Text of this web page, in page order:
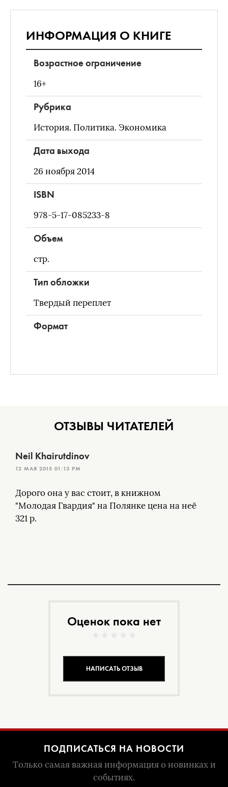
ИНФОРМАЦИЯ О КНИГЕ
Возрастное ограничение
16+
Рубрика
История. Политика. Экономика
Дата выхода
26 ноября 2014
ISBN
978-5-17-085233-8
Объем
стр.
Тип обложки
Твердый переплет
Формат
ОТЗЫВЫ ЧИТАТЕЛЕЙ
Дорого она у вас стоит, в книжном
"Молодая Гвардия" на Полянке цена на неё
321 р.
Neil Khairutdinov
12 МАЯ 2015 01:13 PM
Оценок пока нет
НАПИСАТЬ ОТЗЫВ
ПОДПИСАТЬСЯ НА НОВОСТИ
Только самая важная информация о новинках и
событиях.